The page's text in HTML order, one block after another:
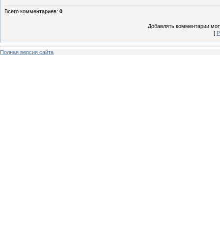
Всего комментариев: 0
Добавлять комментарии
[
Полная версия сайта